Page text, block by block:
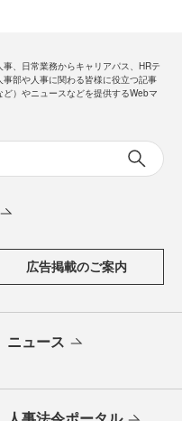
、日常業務からキャリアパス、HRテ
事部や人事に関わる皆様に役立つ記事
ど）やニュースなどを提供するWebマ
広告掲載のご案内
ニュース